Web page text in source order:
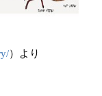
）より